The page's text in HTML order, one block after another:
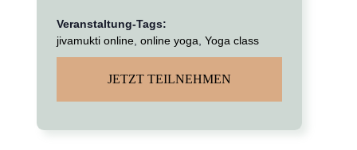
Veranstaltung-Tags:
jivamukti online, online yoga Yoga class
JETZT TEILNEHMEN